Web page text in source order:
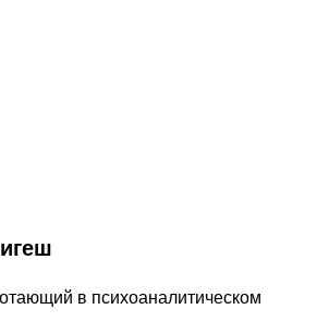
в психоаналитическом